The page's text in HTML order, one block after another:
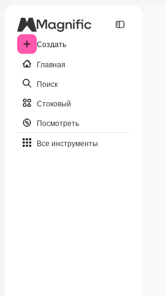
Создать
Главная
Поиск
Стоковый
Посмотреть
Все инструменты